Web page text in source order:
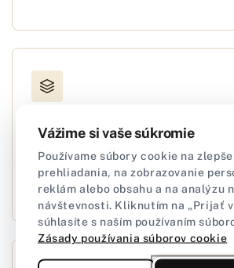
Vyhladzovanie rubu kože
Vtieranie do rubu kože zabraňuje
Vynikajúca alternatíva pre
Vážime si vaše súkromie
Používame súbory cookie na
prehliadania, na zobrazovanie
reklám alebo obsahu a na analýzu
návštevnosti. Kliknutím na „Prijať
súhlasíte s naším používaním
Zásady používania súborov cookie